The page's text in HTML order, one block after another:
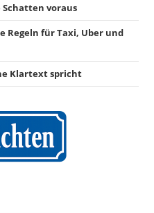
Schatten voraus
Regeln für Taxi, Uber und
Klartext spricht